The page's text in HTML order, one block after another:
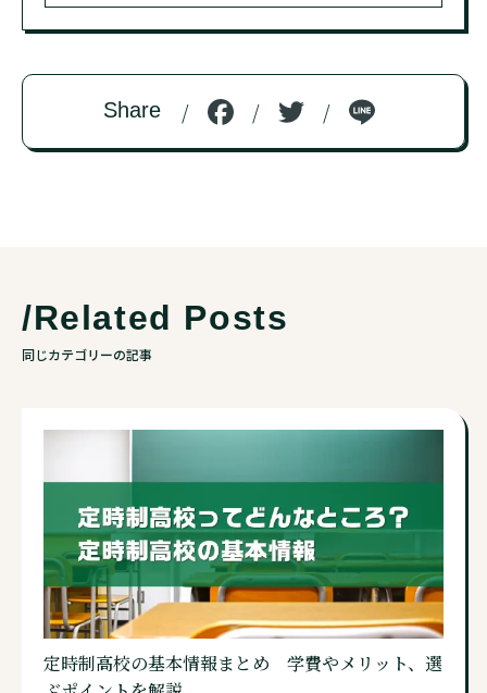
Share F
a
o
T
w n
/Related Posts
同じカテゴリーの記事
定時制高校の基本情報まとめ 学費やメリット、選